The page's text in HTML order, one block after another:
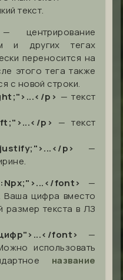
текст.
центрирование
и других тегах
переносится на
этого тега также
с новой строки.
p> — текст
p> — текст
p>
—
font>
—
Ваша цифра вместо
размер текста в ЛЗ
font>
—
использовать
название